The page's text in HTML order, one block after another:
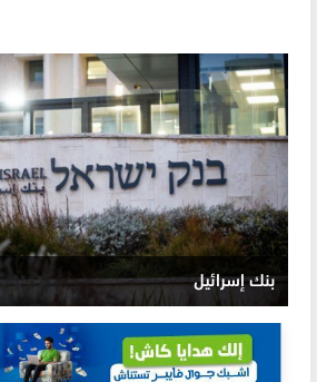
بنك إسرائيل